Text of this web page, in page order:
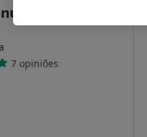
Vila Mendes
7 opiniões